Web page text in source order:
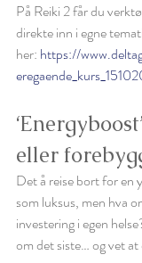
På Reiki 2 får du
direkte inn i egne
her: https://
eller
Det å reise bort for en
som luksus, men hva
investering i egen
om det siste… og vet